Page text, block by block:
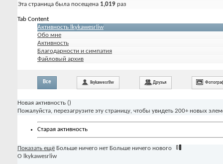
Эта страница была посещена 1,019 раз
Tab Content
Активность lkykawesrliw
Обо мне
Активность
Благодарности и симпатия
Файловый архив
Все lkykawesrliw Друзья
Новая активность ()
Пожалуйста, перезагрузите эту страницу, чтобы увидеть 200+ новых
Старая активность
Показать ещё Больше ничего нет Больше ничего нового
О lkykawesrliw